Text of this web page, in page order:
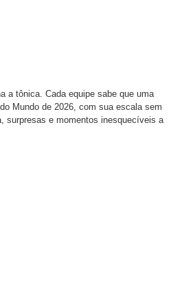
a tônica. Cada equipe sabe que uma
Mundo de 2026, com sua escala sem
surpresas e momentos inesquecíveis a